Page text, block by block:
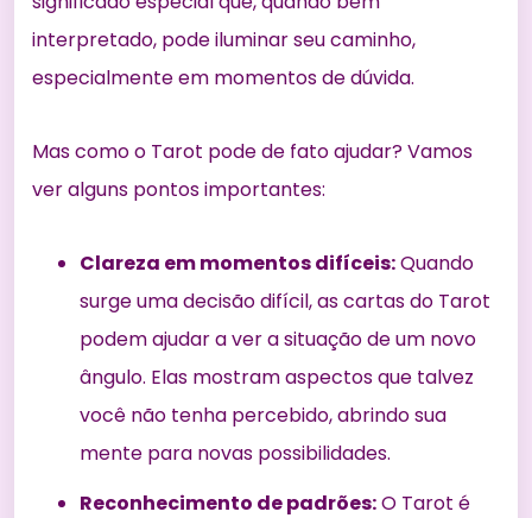
interpretado, pode iluminar seu caminho,
especialmente em momentos de dúvida.
Mas como o Tarot pode de fato ajudar? Vamos
ver alguns pontos importantes:
Clareza em momentos difíceis:Quando
surge uma decisão difícil, as cartas do Tarot
podem ajudar a ver a situação de um novo
ângulo. Elas mostram aspectos que talvez
você não tenha percebido, abrindo sua
mente para novas possibilidades.
Reconhecimento de padrões:O Tarot é